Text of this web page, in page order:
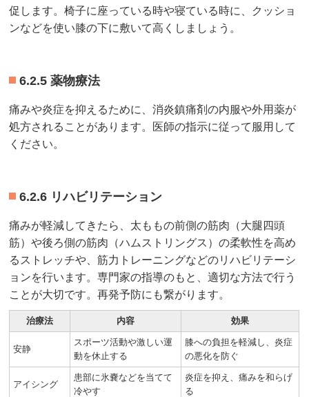
促します。椅子に座っている時や寝ている時に、クッショ
ンなどを使い膝の下に敷いて高くしましょう。
6.2.5 薬物療法
痛みや炎症を抑えるために、消炎鎮痛剤の内服や外用薬が
処方されることがあります。医師の指示に従って服用して
ください。
6.2.6 リハビリテーション
痛みが軽減してきたら、太ももの前側の筋肉（大腿四頭
筋）や後ろ側の筋肉（ハムストリングス）の柔軟性を高め
るストレッチや、筋力トレーニングなどのリハビリテーシ
ョンを行います。専門家の指導のもと、適切な方法で行う
ことが大切です。再発予防にも繋がります。
治療法 内容 効果
安静
スポーツ活動や激しい運
動を休止する
膝への負担を軽減し、炎症
の悪化を防ぐ
アイシング
患部に氷嚢などを当てて
冷やす
炎症を抑え、痛みを和らげ
る